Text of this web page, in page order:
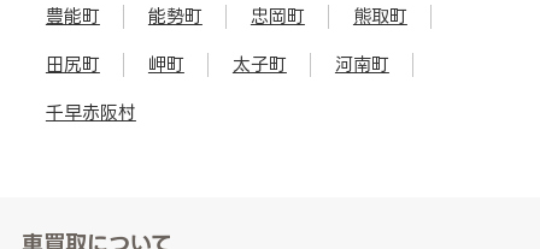
豊能町 能勢町 忠岡町 熊取町
田尻町 岬町 太子町 河南町
千早赤阪村
車買取について